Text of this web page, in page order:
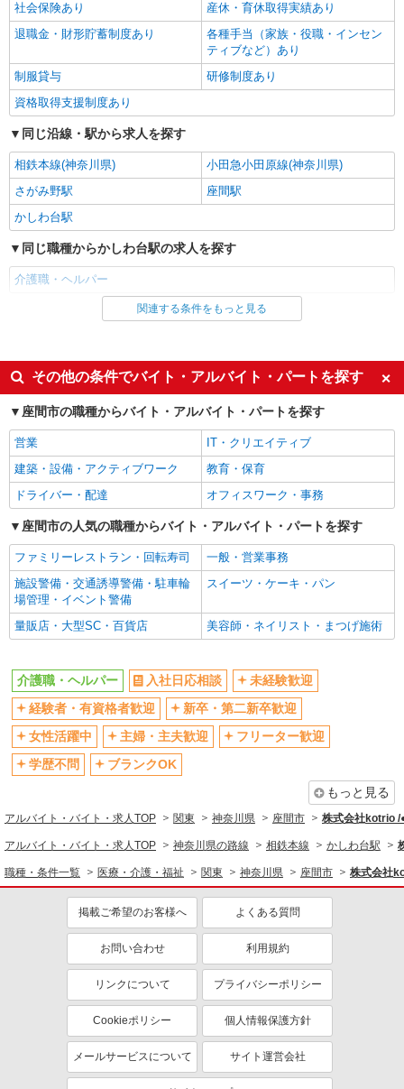
社会保険あり
産休・育休取得実績あり
退職金・財形貯蓄制度あり
各種手当（家族・役職・インセン
ティブなど）あり
制服貸与
研修制度あり
資格取得支援制度あり
同じ沿線・駅から求人を探す
相鉄本線(神奈川県)
小田急小田原線(神奈川県)
さがみ野駅
座間駅
かしわ台駅
同じ職種からかしわ台駅の求人を探す
介護職・ヘルパー
同じ雇用形態からかしわ台駅の求人を探す
同じ特徴からかしわ台駅の求人を探す
入社日応相談
未経験歓迎
経験者・有資格者歓迎
新卒・第二新卒歓迎
女性活躍中
主婦・主夫歓迎
フリーター歓迎
学歴不問
ブランクOK
ミドル（40代～）活躍中
エルダー（50代～）活躍中
シニア（60代～）活躍中
高収入・高額
ボーナス・賞与あり
昇給あり
完全週休2日制
フルタイム歓迎
禁煙・分煙
駅直結・駅チカ
車通勤OK
残業少なめ（月20h未満）
交通費支給
社会保険あり
産休・育休取得実績あり
退職金・財形貯蓄制度あり
各種手当（家族・役職・インセン
資格取得支援制度あり
同じ職種から求人を探す
医療・介護・福祉
介護職・ヘルパー
同じ特徴から求人を探す
未経験歓迎
ミドル（40代～）活躍中
ボーナス・賞与あり
車通勤OK
社会保険あり
産休・育休取得実績あり
関連する条件をもっと見る
その他の条件でバイト・アルバイト・パートを探す
座間市の職種からバイト・アルバイト・パートを探す
営業
IT・クリエイティブ
建築・設備・アクティブワーク
教育・保育
ドライバー・配達
オフィスワーク・事務
座間市の人気の職種からバイト・アルバイト・パートを探す
ファミリーレストラン・回転寿司
一般・営業事務
施設警備・交通誘導警備・駐車輪
場管理・イベント警備
スイーツ・ケーキ・パン
量販店・大型SC・百貨店 美容師・ネイリスト・まつげ施術
介護職・ヘルパー 入社日応相談
未経験歓迎
経験者・有資格者歓迎
新卒・第二新卒歓迎
女性活躍中
主婦・主夫歓迎
フリーター歓迎
学歴不問
ブランクOK
もっと見る
アルバイト・バイト・求人TOP 関東 神奈川県 座間市 株式会社kotrio /
アルバイト・バイト・求人TOP 神奈川県の路線 相鉄本線 かしわ台駅
職種・条件一覧 医療・介護・福祉 関東 神奈川県 座間市 株式会社
掲載ご希望のお客様へ よくある質問
お問い合わせ 利用規約
リンクについて プライバシーポリシー
Cookieポリシー 個人情報保護方針
メールサービスについて サイト運営会社